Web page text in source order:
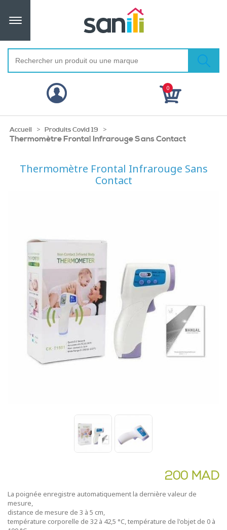
0
Accueil > Produits Covid 19 >
Thermomètre Frontal Infrarouge Sans Contact
Thermomètre Frontal Infrarouge Sans
Contact
200 MAD
La poignée enregistre automatiquement la dernière valeur de
mesure,
distance de mesure de 3 à 5 cm,
température corporelle de 32 à 42,5 °C, température de l'objet de 0 à